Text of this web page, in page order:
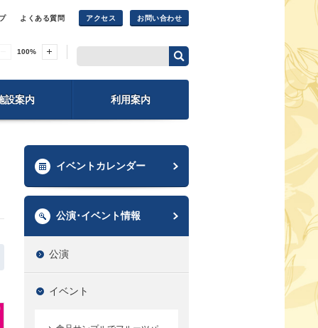
よくある質問 アクセス お問い合わせ
100%
設案内 利用案内
イベントカレンダー
公演･イベント情報
公演
イベント